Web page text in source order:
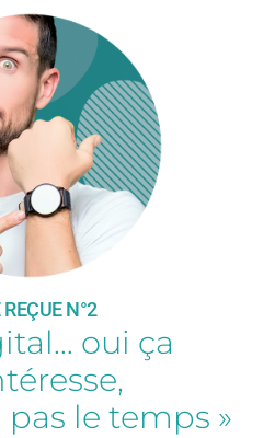
REÇUE N°2
oui ça
le temps »